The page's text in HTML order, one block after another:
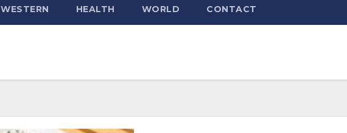
WESTERN HEALTH WORLD CONTACT